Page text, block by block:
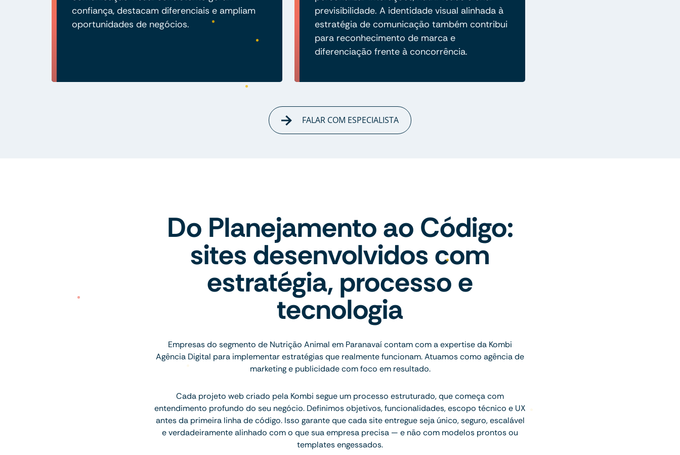
confiança, destacam diferenciais e ampliam
oportunidades de negócios.
previsibilidade. A identidade visual alinhada à
estratégia de comunicação também contribui
para reconhecimento de marca e
diferenciação frente à concorrência.
FALAR COM ESPECIALISTA
Do Planejamento ao Código:
sites desenvolvidos com
estratégia, processo e
tecnologia
Empresas do segmento de Nutrição Animal em Paranavaí contam com a expertise da Kombi
Agência Digital para implementar estratégias que realmente funcionam. Atuamos como agência de
marketing e publicidade com foco em resultado.
Cada projeto web criado pela Kombi segue um processo estruturado, que começa com
entendimento profundo do seu negócio. Definimos objetivos, funcionalidades, escopo técnico e UX
antes da primeira linha de código. Isso garante que cada site entregue seja único, seguro, escalável
e verdadeiramente alinhado com o que sua empresa precisa — e não com modelos prontos ou
templates engessados.